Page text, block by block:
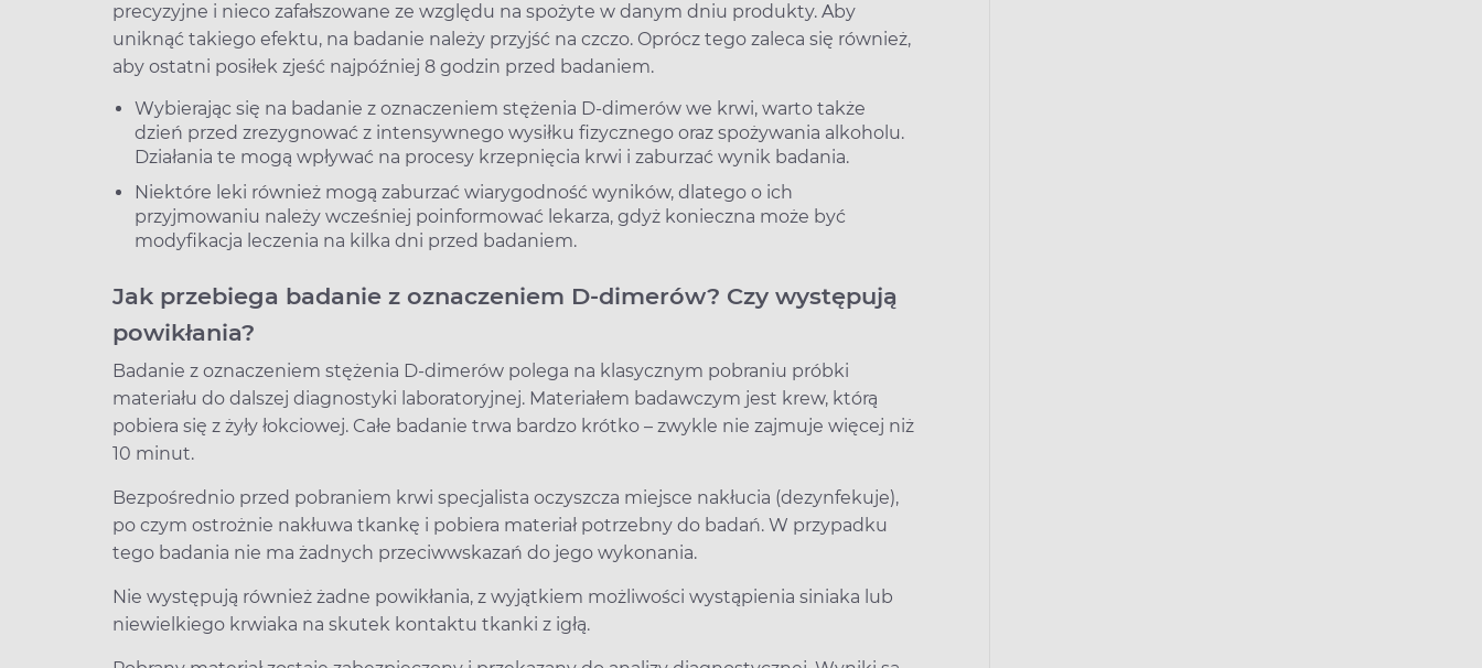
precyzyjne i nieco zafałszowane ze względu na spożyte w danym dniu produkty. Aby
uniknąć takiego efektu, na badanie należy przyjść na czczo. Oprócz tego zaleca się również,
aby ostatni posiłek zjeść najpóźniej 8 godzin przed badaniem.
Wybierając się na badanie z oznaczeniem stężenia D-dimerów we krwi, warto także
dzień przed zrezygnować z intensywnego wysiłku fizycznego oraz spożywania alkoholu.
Działania te mogą wpływać na procesy krzepnięcia krwi i zaburzać wynik badania.
Niektóre leki również mogą zaburzać wiarygodność wyników, dlatego o ich
przyjmowaniu należy wcześniej poinformować lekarza, gdyż konieczna może być
modyfikacja leczenia na kilka dni przed badaniem.
Jak przebiega badanie z oznaczeniem D-dimerów? Czy występują
powikłania?
Badanie z oznaczeniem stężenia D-dimerów polega na klasycznym pobraniu próbki
materiału do dalszej diagnostyki laboratoryjnej. Materiałem badawczym jest krew, którą
pobiera się z żyły łokciowej. Całe badanie trwa bardzo krótko – zwykle nie zajmuje więcej niż
10 minut.
Bezpośrednio przed pobraniem krwi specjalista oczyszcza miejsce nakłucia (dezynfekuje),
po czym ostrożnie nakłuwa tkankę i pobiera materiał potrzebny do badań. W przypadku
tego badania nie ma żadnych przeciwwskazań do jego wykonania.
Nie występują również żadne powikłania, z wyjątkiem możliwości wystąpienia siniaka lub
niewielkiego krwiaka na skutek kontaktu tkanki z igłą.